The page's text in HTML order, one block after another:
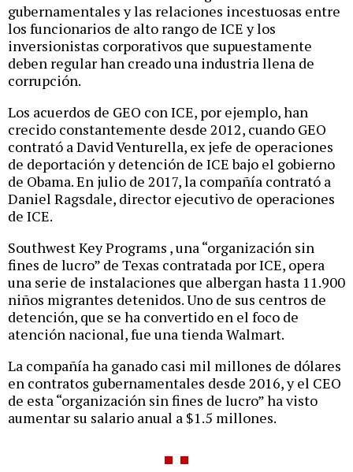
gubernamentales y las relaciones incestuosas entre
los funcionarios de alto rango de ICE y los
inversionistas corporativos que supuestamente
deben regular han creado una industria llena de
corrupción.
Los acuerdos de GEO con ICE, por ejemplo, han
crecido constantemente desde 2012, cuando GEO
contrató a David Venturella, ex jefe de operaciones
de deportación y detención de ICE bajo el gobierno
de Obama. En julio de 2017, la compañía contrató a
Daniel Ragsdale, director ejecutivo de operaciones
de ICE.
Southwest Key Programs , una “organización sin
fines de lucro” de Texas contratada por ICE, opera
una serie de instalaciones que albergan hasta 11.900
niños migrantes detenidos. Uno de sus centros de
detención, que se ha convertido en el foco de
atención nacional, fue una tienda Walmart.
La compañía ha ganado casi mil millones de dólares
en contratos gubernamentales desde 2016, y el CEO
de esta “organización sin fines de lucro” ha visto
aumentar su salario anual a $1.5 millones.